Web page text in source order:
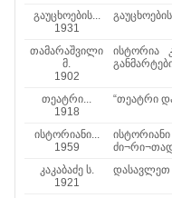
გაუცხოების...
1931
თამარაშვილი
მ.
1902
ისტორია
თეატრი...
1918
“თეატრი
ისტორიანი...
1959
კაკაბაძე ს.
1921
დასავლეთ